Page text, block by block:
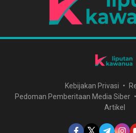
Kebijakan Privasi
Pedoman Pemberitaan Media Siber
Artikel